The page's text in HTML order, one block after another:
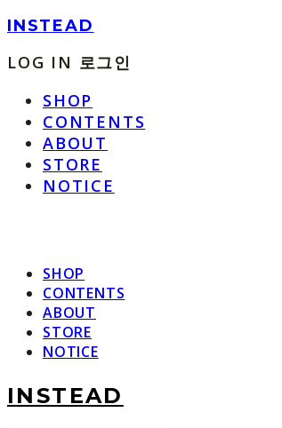
INSTEAD
LOG IN 로그인
SHOP
CONTENTS
ABOUT
STORE
NOTICE
SHOP
CONTENTS
ABOUT
STORE
NOTICE
INSTEAD